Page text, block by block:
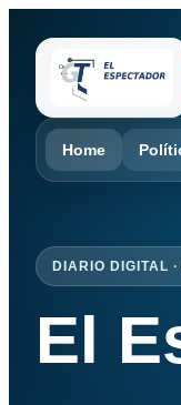
Home
DIARIO DIGITAL
El